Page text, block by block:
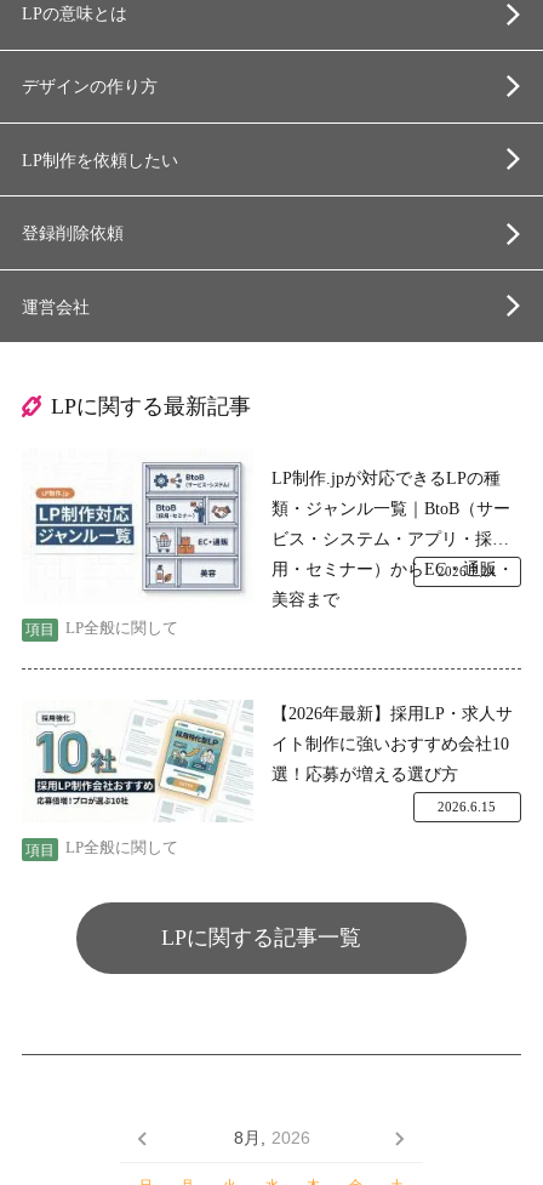
LPの意味とは
デザインの作り方
LP制作を依頼したい
登録削除依頼
運営会社
LPに関する最新記事
LP制作.jpが対応できるLPの種
類・ジャンル一覧｜BtoB（サー
ビス・システム・アプリ・採
用・セミナー）からEC・通販・
美容まで
LP全般に関して
2026.7.24
【2026年最新】採用LP・求人サ
イト制作に強いおすすめ会社10
選！応募が増える選び方
LP全般に関して
2026.6.15
LPに関する記事一覧
8月, 2026